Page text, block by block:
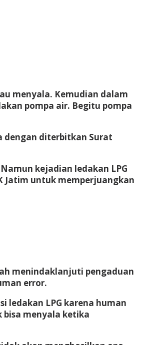
menyala. Kemudian dalam
pompa air. Begitu pompa
dengan diterbitkan Surat
kejadian ledakan LPG
Jatim untuk memperjuangkan
menindaklanjuti pengaduan
error.
ledakan LPG karena human
menyala ketika